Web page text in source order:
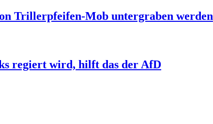
Trillerpfeifen-Mob untergraben werden
regiert wird, hilft das der AfD